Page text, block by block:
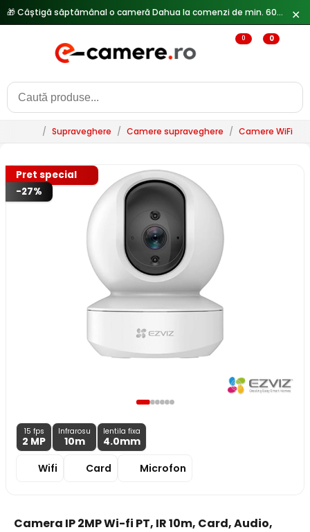
✕
0 0
/ Supraveghere / Camere supraveghere / Camere WiFi &
Pret special
-27%
15 fps
2 MP
Infrarosu
10m
lentila fixa
4.0mm
Wifi
Card Microfon
Camera IP 2MP Wi-fi PT, IR 10m, Card, Audio,